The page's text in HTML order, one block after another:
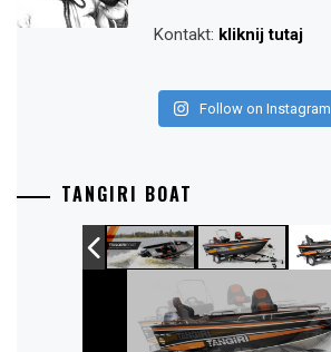
Kontakt: kliknij tutaj
Follow on Instagram
TANGIRI BOAT